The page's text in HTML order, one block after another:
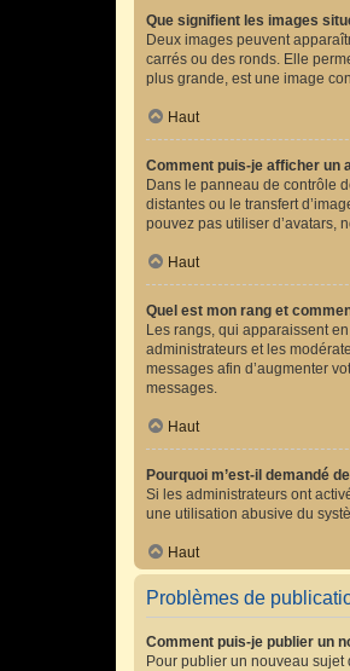
Que signifient les images
Deux images peuvent
carrés ou des ronds. Elle
plus grande, est une image
Haut
Comment puis-je afficher un
Dans le panneau de contrôle
distantes ou le transfert
pouvez pas utiliser d’avatars,
Haut
Quel est mon rang et
Les rangs, qui apparaissent
administrateurs et les
messages afin d’augmenter
messages.
Haut
Pourquoi m’est-il demandé
Si les administrateurs ont
une utilisation abusive du
Haut
Problèmes de
Comment puis-je publier un
Pour publier un nouveau